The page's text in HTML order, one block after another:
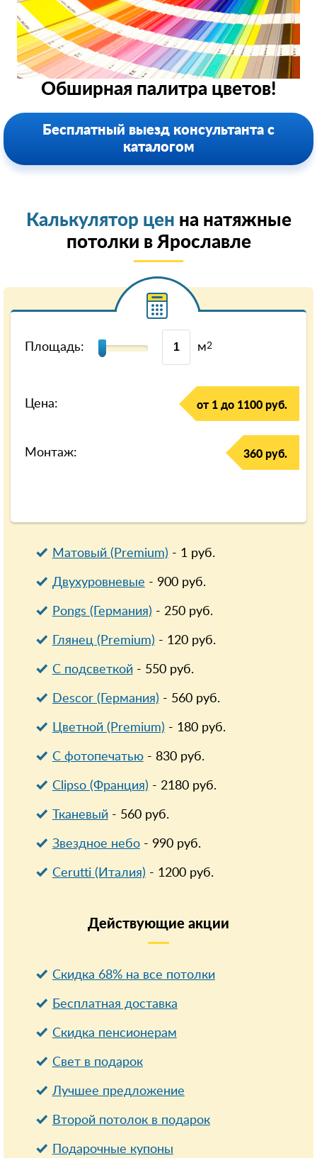
Обширная палитра цветов!
Бесплатный выезд консультанта с
каталогом
Калькулятор цен на натяжные
потолки в Ярославле
Площадь: м2
Цена: от 1 до 1100 руб.
Монтаж: 360 руб.
Матовый (Premium) - 1руб.
Двухуровневые - 900руб.
Pongs (Германия) - 250руб.
Глянец (Premium) - 120руб.
С подсветкой- 550руб.
Descor (Германия) - 560руб.
Цветной (Premium) - 180руб.
С фотопечатью- 830руб.
Clipso (Франция) - 2180руб.
Тканевый- 560руб.
Звездное небо- 990руб.
Cerutti (Италия) - 1200руб.
Действующие акции
Скидка 68% на все потолки
Бесплатная доставка
Cкидка пенсионерам
Свет в подарок
Лучшее предложение
Второй потолок в подарок
Подарочные купоны